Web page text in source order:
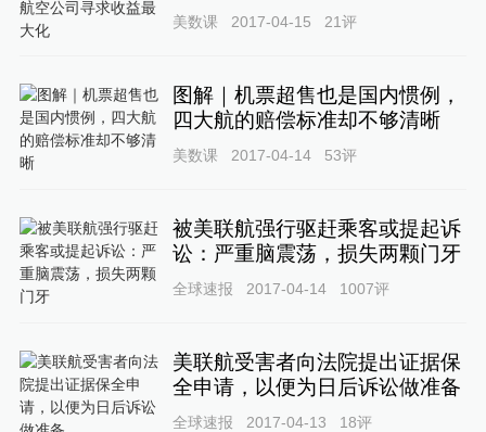
美数课 2017-04-15 21评
图解｜机票超售也是国内惯例，
四大航的赔偿标准却不够清晰
美数课 2017-04-14 53评
被美联航强行驱赶乘客或提起诉
讼：严重脑震荡，损失两颗门牙
全球速报 2017-04-14 1007评
美联航受害者向法院提出证据保
全申请，以便为日后诉讼做准备
全球速报 2017-04-13 18评